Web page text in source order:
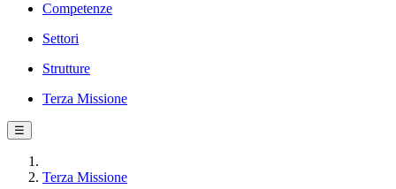
Competenze
Settori
Strutture
Terza Missione
☰
Terza Missione